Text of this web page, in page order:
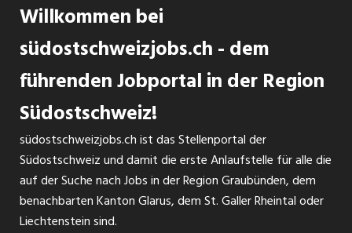
Willkommen bei
südostschweizjobs.ch - dem
führenden Jobportal in der Region
Südostschweiz!
südostschweizjobs.ch ist das Stellenportal der
Südostschweiz und damit die erste Anlaufstelle für alle die
auf der Suche nach Jobs in der Region Graubünden, dem
benachbarten Kanton Glarus, dem St. Galler Rheintal oder
Liechtenstein sind.